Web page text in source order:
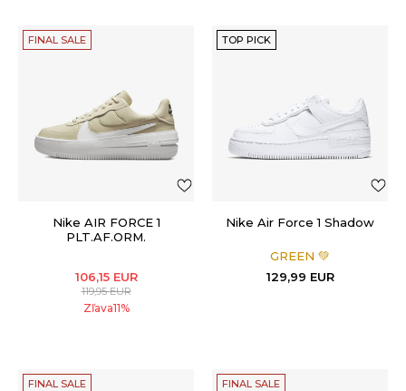
FINAL SALE
Nike AIR FORCE 1
PLT.AF.ORM.
106,15 EUR
119,95EUR
Zľava11%
TOP PICK
Nike Air Force 1 Shadow
GREEN 💚
129,99 EUR
FINAL SALE FINAL SALE